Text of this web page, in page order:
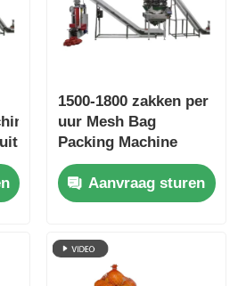
1500-1800 zakken per
uur Mesh Bag
Packing Machine
roestvrij staal 5KW
Aanvraag sturen